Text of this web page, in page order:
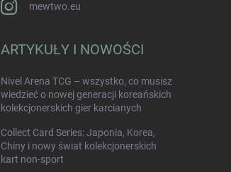
mewtwo.eu
ARTYKUŁY I NOWOŚCI
Nivel Arena TCG – wszystko, co musisz
wiedzieć o nowej generacji koreańskich
kolekcjonerskich gier karcianych
Collect Card Series: Japonia, Korea,
Chiny i nowy świat kolekcjonerskich
kart non-sport